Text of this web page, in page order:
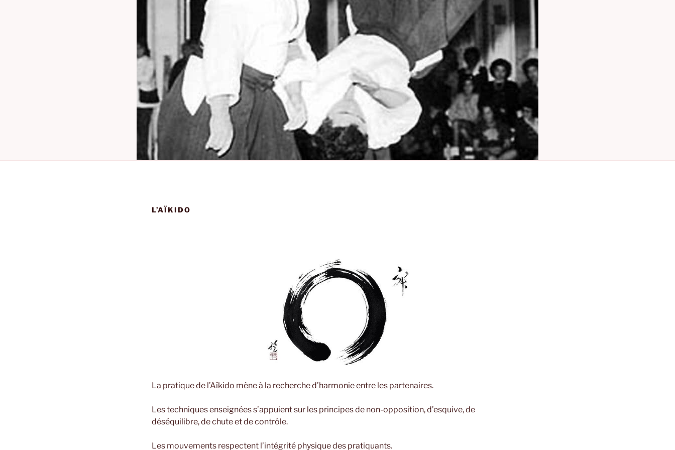
L’AÏKIDO
La pratique de l’Aïkido mène à la recherche d’harmonie entre les partenaires.
Les techniques enseignées s’appuient sur les principes de non-opposition, d’esquive, de
déséquilibre, de chute et de contrôle.
Les mouvements respectent l’intégrité physique des pratiquants.